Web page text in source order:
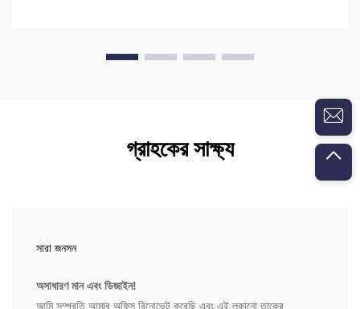
গ্রাহকের সাক্ষ্য
সারা জনসন
অসাধারণ মান এবং ডিজাইন!
আমি সম্প্রতি আমার অফিস রিনোভেট করেছি এবং এই লুকানো তাকের